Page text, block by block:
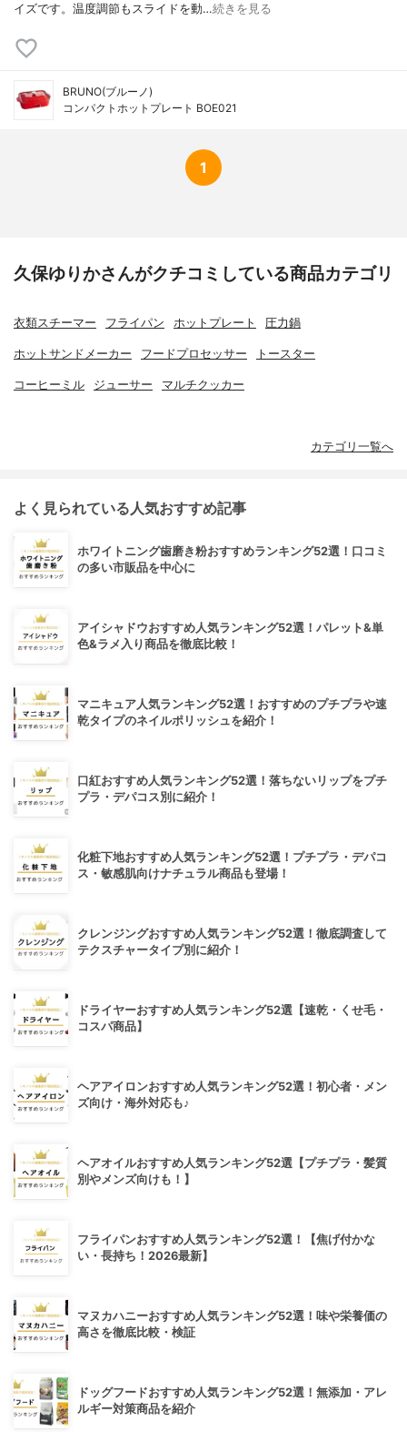
イズです。温度調節もスライドを動…続きを見る
BRUNO(ブルーノ)
コンパクトホットプレート BOE021
1
久保ゆりかさんがクチコミしている商品カテゴリ
衣類スチーマー フライパン ホットプレート 圧力鍋
ホットサンドメーカー フードプロセッサー トースター
コーヒーミル ジューサー マルチクッカー
カテゴリ一覧へ
よく見られている人気おすすめ記事
ホワイトニング歯磨き粉おすすめランキング52選！口コミ
の多い市販品を中心に
アイシャドウおすすめ人気ランキング52選！パレット&単
色&ラメ入り商品を徹底比較！
マニキュア人気ランキング52選！おすすめのプチプラや速
乾タイプのネイルポリッシュを紹介！
口紅おすすめ人気ランキング52選！落ちないリップをプチ
プラ・デパコス別に紹介！
化粧下地おすすめ人気ランキング52選！プチプラ・デパコ
ス・敏感肌向けナチュラル商品も登場！
クレンジングおすすめ人気ランキング52選！徹底調査して
テクスチャータイプ別に紹介！
ドライヤーおすすめ人気ランキング52選【速乾・くせ毛・
コスパ商品】
ヘアアイロンおすすめ人気ランキング52選！初心者・メン
ズ向け・海外対応も♪
ヘアオイルおすすめ人気ランキング52選【プチプラ・髪質
別やメンズ向けも！】
フライパンおすすめ人気ランキング52選！【焦げ付かな
い・長持ち！2026最新】
マヌカハニーおすすめ人気ランキング52選！味や栄養価の
高さを徹底比較・検証
ドッグフードおすすめ人気ランキング52選！無添加・アレ
ルギー対策商品を紹介